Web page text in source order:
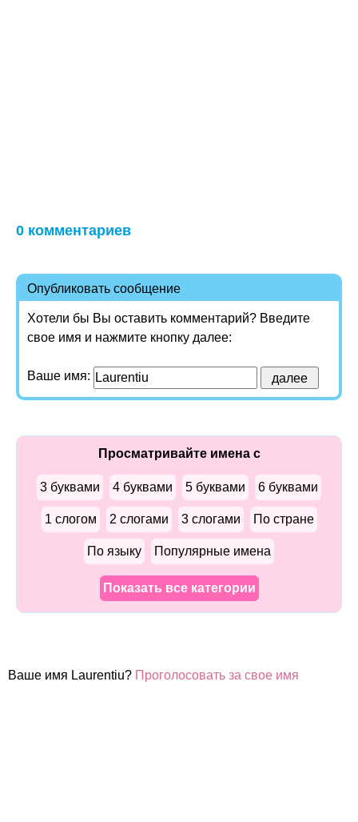
0 комментариев
Опубликовать сообщение
Хотели бы Вы оставить комментарий? Введите
свое имя и нажмите кнопку далее:
Ваше имя:
Просматривайте имена с
3 буквами 4 буквами 5 буквами 6 буквами
1 слогом 2 слогами 3 слогами По стране
По языку Популярные имена
Показать все категории
Ваше имя Laurentiu? Проголосовать за свое имя